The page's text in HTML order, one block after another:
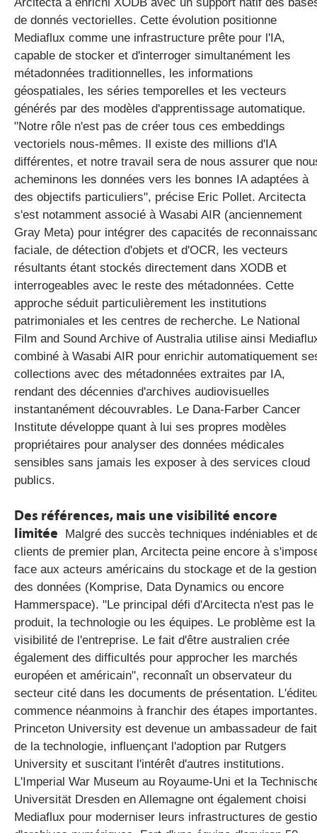
de donnés vectorielles. Cette évolution positionne
Mediaflux comme une infrastructure prête pour l'IA,
capable de stocker et d'interroger simultanément les
métadonnées traditionnelles, les informations
géospatiales, les séries temporelles et les vecteurs
générés par des modèles d'apprentissage automatique.
"Notre rôle n'est pas de créer tous ces embeddings
vectoriels nous-mêmes. Il existe des millions d'IA
différentes, et notre travail sera de nous assurer que
acheminons les données vers les bonnes IA adaptées à
des objectifs particuliers", précise Eric Pollet. Arcitecta
s'est notamment associé à Wasabi AIR (anciennement
Gray Meta) pour intégrer des capacités de
faciale, de détection d'objets et d'OCR, les vecteurs
résultants étant stockés directement dans XODB et
interrogeables avec le reste des métadonnées. Cette
approche séduit particulièrement les institutions
patrimoniales et les centres de recherche. Le National
Film and Sound Archive of Australia utilise ainsi
combiné à Wasabi AIR pour enrichir automatiquement
collections avec des métadonnées extraites par IA,
rendant des décennies d'archives audiovisuelles
instantanément découvrables. Le Dana-Farber Cancer
Institute développe quant à lui ses propres modèles
propriétaires pour analyser des données médicales
sensibles sans jamais les exposer à des services cloud
publics.
Des références, mais une visibilité encore
limitée
Malgré des succès techniques indéniables et
clients de premier plan, Arcitecta peine encore à
face aux acteurs américains du stockage et de la gestion
des données (Komprise, Data Dynamics ou encore
Hammerspace). "Le principal défi d'Arcitecta n'est pas le
produit, la technologie ou les équipes. Le problème est la
visibilité de l'entreprise. Le fait d'être australien crée
également des difficultés pour approcher les marchés
européen et américain", reconnaît un observateur du
secteur cité dans les documents de présentation.
commence néanmoins à franchir des étapes importantes.
Princeton University est devenue un ambassadeur de fait
de la technologie, influençant l'adoption par Rutgers
University et suscitant l'intérêt d'autres institutions.
L'Imperial War Museum au Royaume-Uni et la
Universität Dresden en Allemagne ont également choisi
Mediaflux pour moderniser leurs infrastructures de